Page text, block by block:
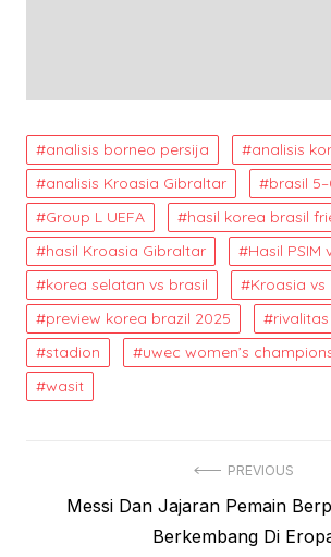
analisis borneo persija
analisis
analisis Kroasia Gibraltar
brasil
Group L UEFA
hasil korea brasil
hasil Kroasia Gibraltar
Hasil PSIM
korea selatan vs brasil
Kroasia
preview korea brazil 2025
stadion
uwec women’s
wasit
navigation
PREVIOUS
Previous
Messi Dan Jajaran Pemain
Berkembang Di